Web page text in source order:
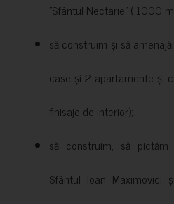
”Sfântul Nectarie” ( 1000
să construim și să
case și 2 apartamente și
finisaje de interior);
să construim, să
Sfântul Ioan Maximovici